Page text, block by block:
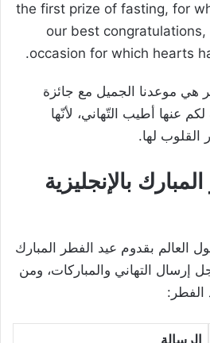
the first prize of fasting, for
our best
occasion for which hearts
هي موعدنا الجميل مع جائزة
عنها أطيب التّهاني، لأنّها
القلوب لها.
بالإنجليزية
العالم بقدوم عيد الفطر المبارك
إرسال التهاني والمباركات، ومن
الفطر:
الرسالة